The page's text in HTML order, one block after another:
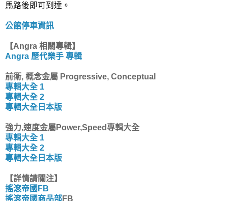
馬路後即可到達。
公館停車資訊
【Angra 相關專輯】
Angra 歷代樂手 專輯
前衛, 概念金屬 Progressive, Conceptual
專輯大全 1
專輯大全 2
專輯大全日本版
強力,速度金屬Power,Speed專輯大全
專輯大全 1
專輯大全 2
專輯大全日本版
【詳情請關注】
搖滾帝國FB
搖滾帝國商品部FB